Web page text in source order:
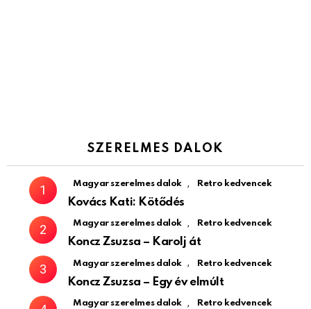
SZERELMES DALOK
Magyar szerelmes dalok , Retro kedvencek
Kovács Kati: Kötődés
Magyar szerelmes dalok , Retro kedvencek
Koncz Zsuzsa – Karolj át
Magyar szerelmes dalok , Retro kedvencek
Koncz Zsuzsa – Egy év elmúlt
Magyar szerelmes dalok , Retro kedvencek